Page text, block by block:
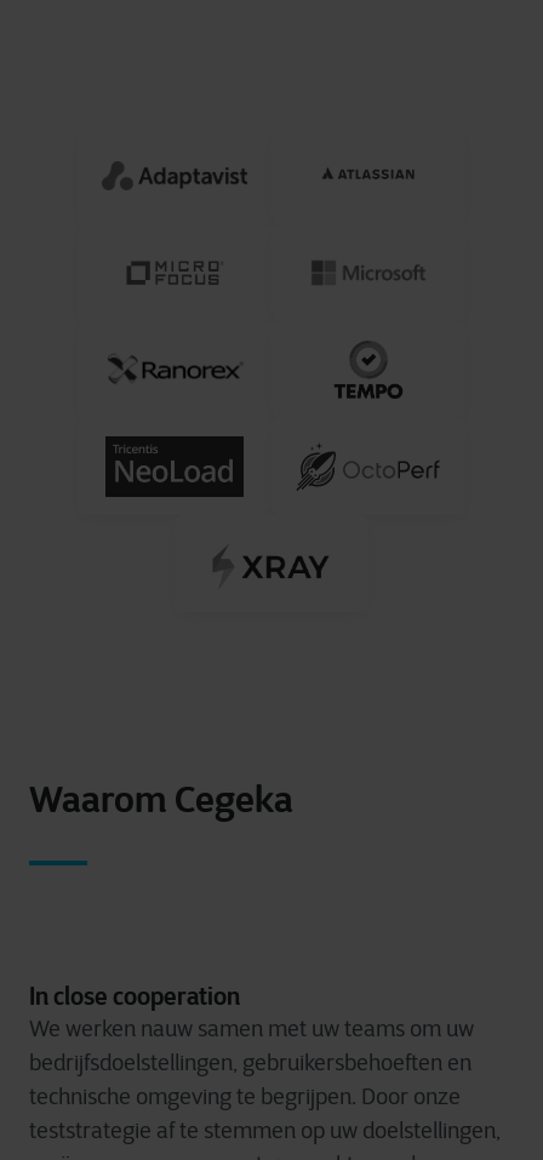
Waarom Cegeka
In close cooperation
We werken nauw samen met uw teams om uw
bedrijfsdoelstellingen, gebruikersbehoeften en
technische omgeving te begrijpen. Door onze
teststrategie af te stemmen op uw doelstellingen,